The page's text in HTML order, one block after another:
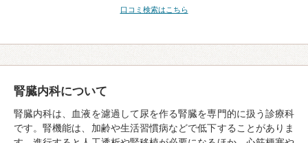
口コミ検索はこちら
腎臓内科について
腎臓内科は、血液を濾過して尿を作る腎臓を専門的に扱う診療科
です。腎機能は、加齢や生活習慣病などで低下することがありま